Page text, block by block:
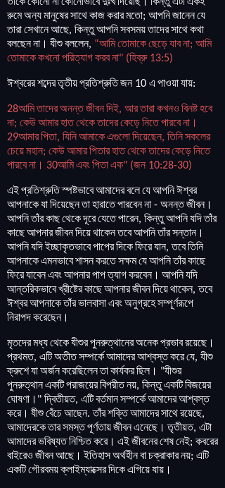
রুমেঅন্যমানুষেরসাথেকাজকরারমতো; আপনিজানেনযে
তারাসেখানেআছে, কিন্তুআপনিসবসময়তাদেরসাথেকথা
বলছেননা । যীশুবললেন, “আমিতোমাকেছেড়েযাবনা; আমি
তোমাকেকখনোপরিত্যাগকরবনা" (হিব্রু13:5)
ঈশ্বরেরশব্দেরতৃতীয়প্রতিশ্রুতিজন10 এ পাওয়াযায়:
28আমিতাদেরঅনন্তজীবনদিই, আরতারাকখনও বিনষ্টহবে
না; কেউআমারহাতথেকেতাদেরকেড়েনিতেপারবেনা ।
29আমারপিতা, যিনিআমাকেএগুলোদিয়েছেন, তিনিসকলের
চেয়েমহান; কেউআমারপিতারহাতথেকেতাদেরকেড়েনিতে
পারবেনা । 30আমিএবংপিতাএক" (জন 10:28-30)
এইপ্রতিশ্রুতিস্পষ্টভাবেআমাদেরবলেযেআপনিঈশ্বর
আপনাকেযাদিয়েছেনতাহারাতেপারবেননা - অনন্তজীবন।
আপনিতাঁরকাছথেকেদূরেযেতেপারেন, কিন্তুআপনিযদিতাঁর
কাছেআপনারজীবনদিয়েথাকেনতবেআপনিতাঁরসন্তান।
আপনিযদিইচ্ছাকৃতভাবেপাপেরদিকেফিরেযান,তবেতিনি
আপনাকেএমনভাবেশাসনকরতেসক্ষমযেআপনিতাঁরকাছে
ফিরেযাবেনএবংআপনারপাপত্যাগকরবেন। আপনিযদি
আন্তরিকভাবেখ্রীষ্টেরকাছেআপনারজীবনদিয়েথাকেন,তবে
ঈশ্বরআপনাকেতাঁরভালবাসাএবংঅনুগ্রহেসম্পূর্ণরূপে
নিরাপদকরেছেন।
মৃতদেরমধ্যথেকেযীশুরপুনরুত্থানেরঅনেকপ্রভাবরয়েছে।
প্রথমত, এটিঅতীতসম্পর্কেআমাদেরআশ্বস্তকরেযে, যীশু
ক্রুশেযাঅর্জনকরেছিলেনতাকার্যকরছিল। "যীশুর
পুনরুত্থানএকটিপরাজয়েরবিপরীতনয়, কিন্তুএকটিবিজয়ের
ঘোষণা । " দ্বিতীয়ত, এটিবর্তমানসম্পর্কেআমাদেরআশ্বস্ত
করে। যীশুবেঁচেআছেন.তাঁরশক্তিআমাদেরসাথেরয়েছে,
আমাদেরকেতারসমস্তপূর্ণতায়জীবনএনেছে। তৃতীয়ত, এটা
আমাদেরভবিষ্যতনিশ্চিতকরে। এইজীবনেরশেষনেই; কবরের
বাইরেও জীবনআছে। ইতিহাসঅর্থহীনবাচক্রাকারনয়; এটি
একটিগৌরবময়ক্লাইম্যাক্সেরদিকেএগিয়েযায় ।